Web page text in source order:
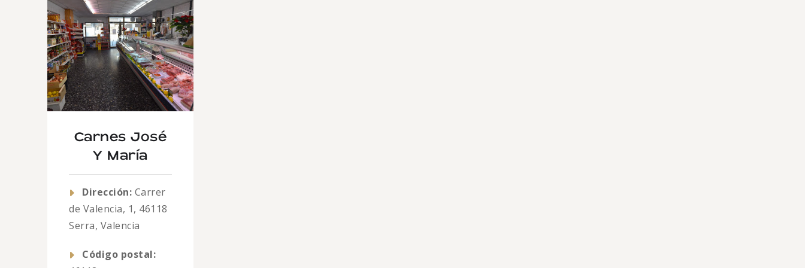
Carnes José
Y María
Dirección: Carrer
de Valencia, 1, 46118
Serra, Valencia
Código postal: